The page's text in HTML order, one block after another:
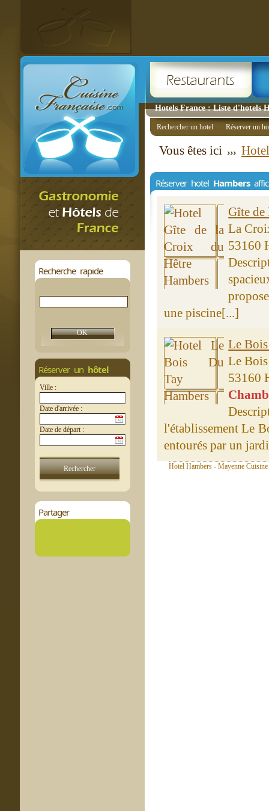
Hotels France : Liste d'hotels
Recherche rapide
Réserver un hôtel
Ville :
Date d'arrivée :
Date de départ :
Partager
Rechercher un hotel Réserver un
Vous êtes ici
Réserver hotel Hambers
Gîte de
La
53160
une piscine[...]
Le
Le
53160
l'établissement Le
entourés par un
Hotel Hambers - Mayenne Cuisine